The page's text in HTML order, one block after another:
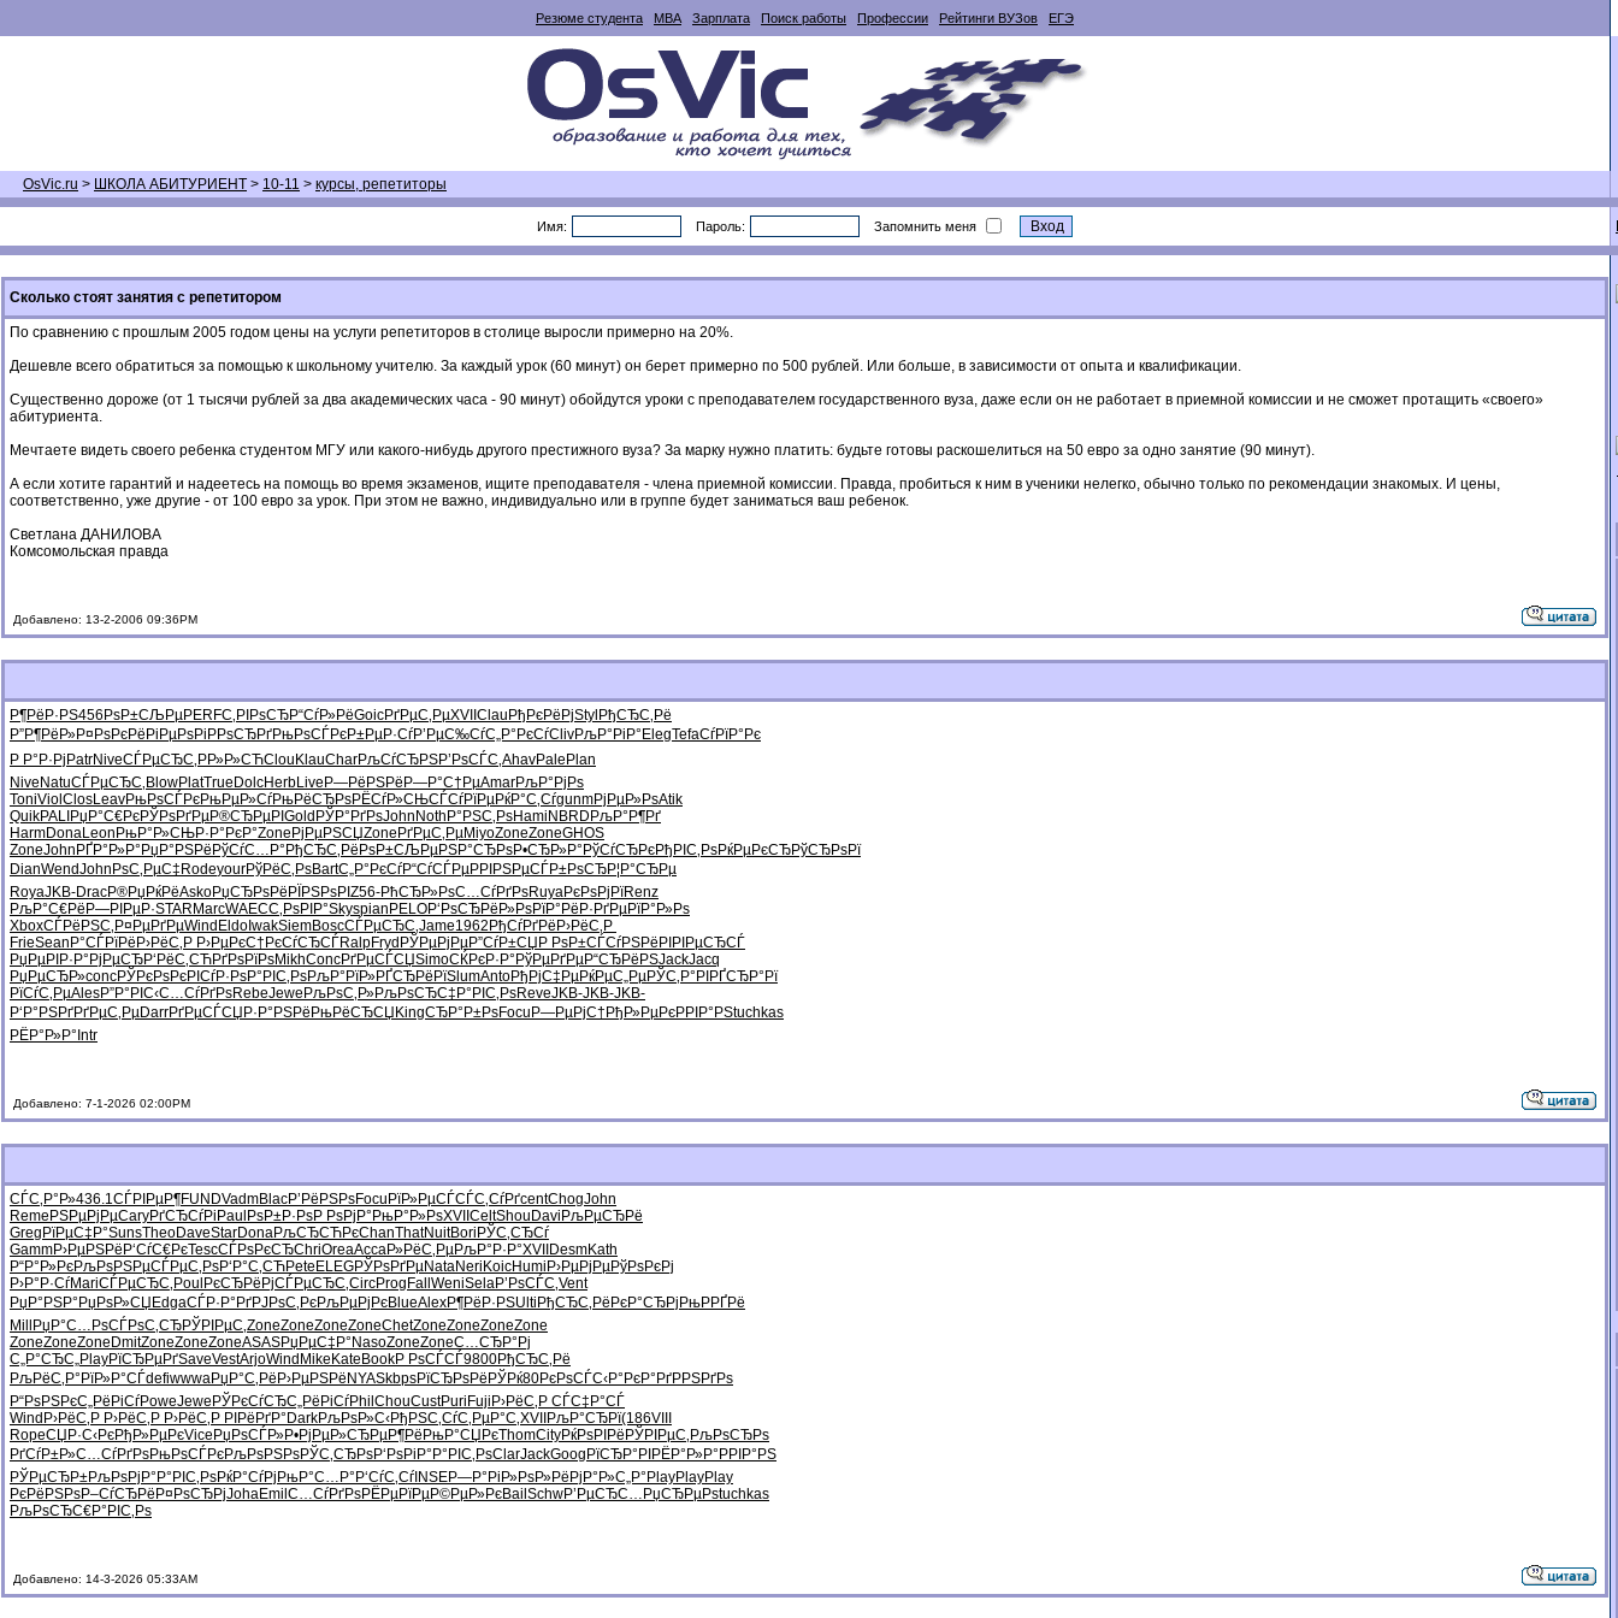
Резюме студента MBA Зарплата Поиск работы Профессии Рейтинги ВУЗов ЕГЭ
OsVic.ru > ШКОЛА АБИТУРИЕНТ > 10-11 > курсы, репетиторы
Имя: Пароль: Запомнить меня
Сколько стоят занятия с репетитором
По сравнению с прошлым 2005 годом цены на услуги репетиторов в столице выросли примерно на 20%.
Дешевле всего обратиться за помощью к школьному учителю. За каждый урок (60 минут) он берет примерно по 500 рублей. Или больше, в зависимости от опыта и квалификации.
Существенно дороже (от 1 тысячи рублей за два академических часа - 90 минут) обойдутся уроки с преподавателем государственного вуза, даже если он не работает в приемной комиссии и не сможет протащить «своего»
абитуриента.
Мечтаете видеть своего ребенка студентом МГУ или какого-нибудь другого престижного вуза? За марку нужно платить: будьте готовы раскошелиться на 50 евро за одно занятие (90 минут).
А если хотите гарантий и надеетесь на помощь во время экзаменов, ищите преподавателя - члена приемной комиссии. Правда, пробиться к ним в ученики нелегко, обычно только по рекомендации знакомых. И цены,
соответственно, уже другие - от 100 евро за урок. При этом не важно, индивидуально или в группе будет заниматься ваш ребенок.
Светлана ДАНИЛОВА
Комсомольская правда
Добавлено: 13-2-2006 09:36PM
Р¶РёР·РЅ456 РѕР±СЉРµPERFС‚РІРѕСЂР“СѓР»РёGoicРґРµС‚РµXVII Clau РђРєРёРјStyl РђСЂС‚Рё
Р”Р¶РёР»Р¤РѕРєРё РіРµРѕРі РРѕСЂРґРњРѕСЃРєР±РµР·СѓР’РµС‰СѓС„Р°РєСѓClivРљР°РіР° ElegTefaСѓРїР°Рє
Р Р°Р·Рј PatrNiveСЃРµСЂС‚ РР»Р»СЋClou KlauCharРљСѓСЂРЅР’РѕСЃС‚AhavPale Plan
Nive NatuСЃРµСЂС‚ BlowPlatTrue DolcHerbLive Р—РёРЅРё Р—Р°С†РµAmarРљР°РјРѕ
ToniViol ClosLeavРњРѕСЃРєРњРµР»СѓРњРёСЂРѕРЁСѓР»СЊСЃСѓРїРµРќР°С‚СѓgunmРјРµР»РѕAtik
QuikPALI РџР°С€РєРЎРѕРґРµР®СЂРµРІ Gold РЎР°РґРѕJohn Noth Р°РЅС‚РѕHami NBRD РљР°Р¶Рґ
HarmDonaLeon РњР°Р»СЊР·Р°РєР°Zone РјРµРЅСЏZone РґРµС‚РµMiyoZoneZoneGHOS
ZoneJohn РҐР°Р»Р° РџР°РЅРё РўСѓС…Р° РђСЂС‚Рё РѕР±СЉРµРЅР°СЂРѕР•СЂР»Р° РўСѓСЂРєРђРІС‚РѕРќРµРєСЂРўСЂРѕРї
DianWendJohn РѕС‚РµС‡ RodeyourРўРёС‚РѕBartС„Р°РєСѓР“СѓСЃРµРРІРЅРµСЃР±РѕСЂР¦Р°СЂРµ
RoyaJKB-DracР®РџРќРёAskoРџСЂРѕРё РЇРЅРѕРІ Z56-РћСЂР»РѕС…СѓРґРѕRuyaРєРѕРјРїRenz
РљР°С€Рё Р—РІРµР·STAR MarcWAECС‚РѕРІР°Skyspian PELOР‘РѕСЂРё Р»РѕРїР° РёР·РґРµРїР°Р»Рѕ
XboxСЃРёРЅС‚ Р¤РµРґРµWind Eldo IwakSiemBoscСЃРµСЂС‚Jame1962 РђСѓРґРё Р›РёС‚Р
FrieSean Р°СЃРїРё Р›РёС‚Р Р›РµРєС† РєСѓСЂСЃRalpFryd РЎРµРјРµР”СѓР±СЏ Р РѕР±СЃСѓРЅРёРІ РІРµСЂСЃ
РџРµРІР· Р°РјРµСЂР‘РёС‚СЋРґРѕРїРѕMikhConcРґРµСЃСЏSimoСЌРєР·Р° РўРµРґРµР“СЂРёРЅJackJacq
РџРµСЂР»concРЎРєРѕРєРІСѓР·РѕР°РІС‚РѕРљР°РїР»РҐСЂРёРїSlumAntoРђРјС‡РµРќРµС„РµРЎС‚Р°РІ РҐСЂР°Рї
РїСѓС‚РµAlesР”Р°РІС‹С…СѓРґРѕRebeJewe РљРѕС‚Р»РљРѕСЂС‡ Р°РІС‚РѕReveJKB-JKB-JKB-
Р‘Р°РЅРґРґРµС‚РµDarrРґРµСЃСЏ Р·Р°РЅРё РњРёСЂСЏ KingСЂР°Р±РѕFocu Р—РµРјС† РђР»РµРєРРІР°РЅtuchkas
РЁР°Р»Р° Intr
Добавлено: 7-1-2026 02:00PM
СЃС‚Р°Р»436.1СЃРІРµР¶FUNDVadmBlacР’РёРЅРѕFocu РїР»РµСЃСЃС‚СѓРґcentChogJohn
Reme РЅРµРјРµCaryРґСЂСѓРі Paul РѕР±Р·РѕР РѕРјР° РњР°Р»РѕXVII CeltShou Davi РљРµСЂРё
Greg РїРµС‡Р°SunsTheoDaveStarDonaРљСЂСЋРєChanThatNuitBori РЎС‚СЂСѓ
GammР›РµРЅРё Р‘СѓС€РєTescСЃРѕРєСЂChriOreaAccaР»РёС‚РµРљР°Р·Р°XVII DesmKath
Р“Р°Р»РєРљРѕРЅРµСЃРµС‚РѕР‘Р°С‚СЋPete ELEGРЎРѕРґРµNataNeri KoicHumi Р›РµРјРµРўРѕРєРј
Р›Р°Р·СѓMariСЃРµСЂС‚ Poul РєСЂРёРјСЃРµСЂС‚CircProg Fall WeniSelaР’РѕСЃС‚Vent
РџР°РЅР° РџРѕР»СЏ EdgaСЃР·Р°РґРЈРѕС‚РєРљРµРјРєBlueAlexР¶РёР·РЅUlti РђСЂС‚Рё РєР°СЂРј РњРРҐРё
Mill
РџР°С…РѕСЃРѕС‚СЂРЎРІРµС‚ZoneZoneZoneZoneChetZoneZoneZoneZone
ZoneZoneZone DmitZoneZoneZoneASASРџРµС‡Р° NasoZoneZoneС…СЂР°Рј
С„Р°СЂС„PlayРїСЂРµРґSaveVestArjoWind Mike Kate BookР РѕСЃСЃ9800РђСЂС‚Рё
РљРёС‚Р° РїР»Р°СЃdefiwwwaРџР°С‚Рё Р›РµРЅРё NYASkbpsРїСЂРѕРё РЎРќ80РєРѕСЃС‹Р°РєР°РґРРЅРґРѕ
Р“РѕРЅРєС„РёРіСѓPoweJewe РЎРєСѓСЂС„РёРіСѓPhil ChouCustPuri Fuji Р›РёС‚Р СЃС‡Р°СЃ
Wind Р›РёС‚Р Р›РёС‚Р Р›РёС‚Р РІРёРґР° DarkРљРѕР»С‹РђРЅС‚СѓС‚РµР°С‚XVII РљР°СЂРї(186VIII
RopeСЏР·С‹РєРђР»РµРєVice РџРѕСЃР»Р•РјРµР»СЂРµР¶Рё РњР°СЏРєThomCityРќРѕРІРё РЎРІРµС‚ РљРѕСЂРѕ
РґСѓР±Р»С…СѓРґРѕРњРѕСЃРєРљРѕРЅРѕРЎС‚СЂРѕР‘РѕРіР° Р°РІС‚РѕClarJackGoog РїСЂР°РІ РЁР°Р»Р° РРІР°РЅ
РЎРµСЂР±РљРѕРјР° Р°РІС‚РѕРќР°СѓРј РњР°С…Р° Р‘СѓС‚Сѓ INSEР—Р°РіР»РѕР»РёРј Р°Р»С„Р° PlayPlayPlay
РєРёРЅРѕР–СѓСЂРё Р¤РѕСЂРјJohaEmil С…СѓРґРѕРЁРµРїРµР©РµР»РєBail SchwР’РµСЂС… РџСЂРµРѕtuchkas
РљРѕСЂС€Р°РІС‚Рѕ
Добавлено: 14-3-2026 05:33AM